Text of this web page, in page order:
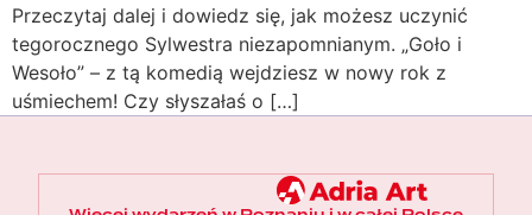
Przeczytaj dalej i dowiedz się, jak możesz uczynić
tegorocznego Sylwestra niezapomnianym. „Goło i
Wesoło” – z tą komedią wejdziesz w nowy rok z
uśmiechem! Czy słyszałaś o […]